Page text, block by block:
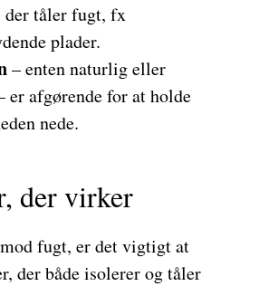
der tåler fugt, fx
plader.
– enten naturlig eller
er afgørende for at holde
nede.
der virker
fugt, er det vigtigt at
der både isolerer og tåler